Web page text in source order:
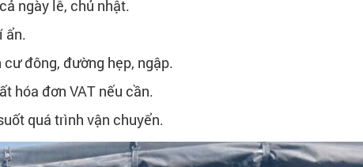
ngày lễ, chủ nhật.
ẩn.
đông, đường hẹp, ngập.
hóa đơn VAT nếu cần.
quá trình vận chuyển.